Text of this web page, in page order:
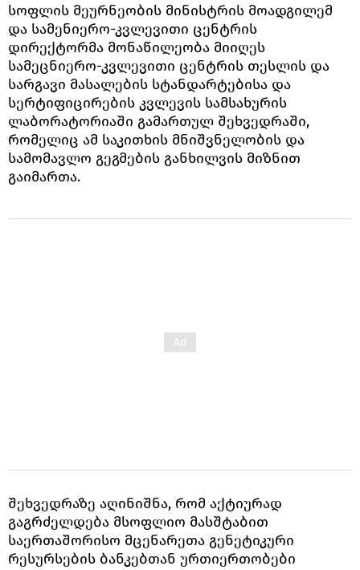
სოფლის მეურნეობის მინისტრის მოადგილემ
და სამენიერო-კვლევითი ცენტრის
დირექტორმა მონაწილეობა მიიღეს
სამეცნიერო-კვლევითი ცენტრის თესლის და
სარგავი მასალების სტანდარტებისა და
სერტიფიცირების კვლევის სამსახურის
ლაბორატორიაში გამართულ შეხვედრაში,
რომელიც ამ საკითხის მნიშვნელობის და
სამომავლო გეგმების განხილვის მიზნით
გაიმართა.
შეხვედრაზე აღინიშნა, რომ აქტიურად
გაგრძელდება მსოფლიო მასშტაბით
საერთაშორისო მცენარეთა გენეტიკური
რესურსების ბანკებთან ურთიერთობები